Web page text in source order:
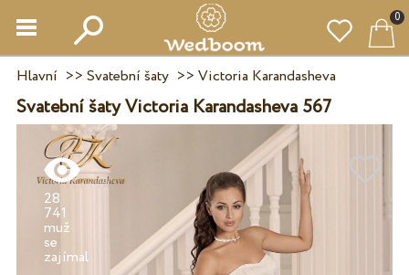
0
Hlavní >> Svatební šaty>> Victoria Karandasheva
Svatební šaty Victoria Karandasheva 567
28
741
muž
se